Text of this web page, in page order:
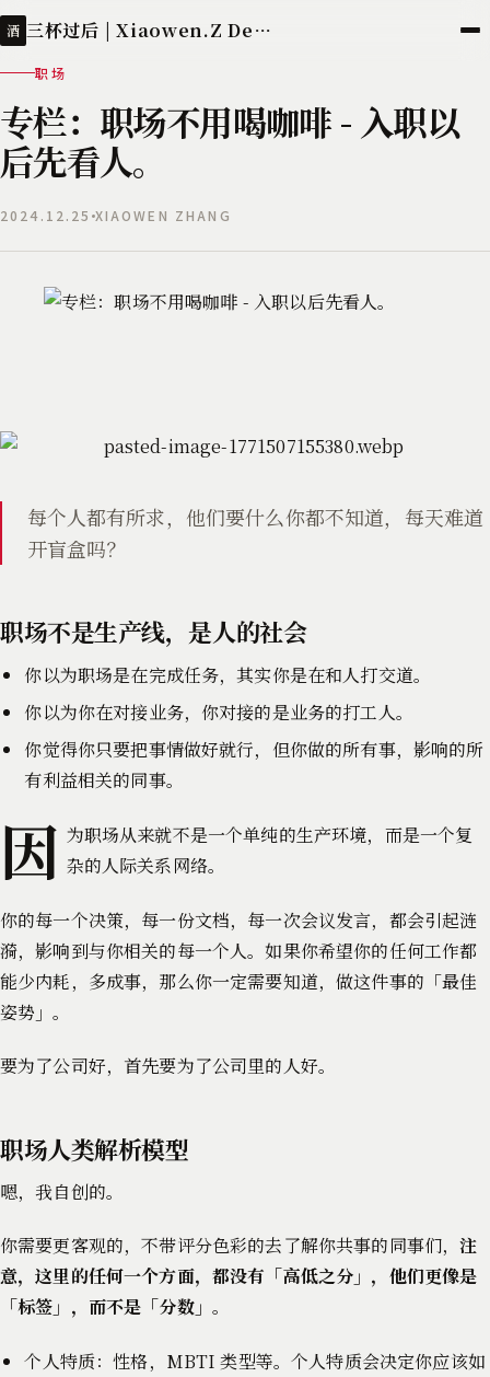
酒 三杯过后 | Xiaowen.Z Deployed
职场
专栏：职场不用喝咖啡 - 入职以
后先看人。
2024.12.25 XIAOWEN ZHANG
每个人都有所求，他们要什么你都不知道，每天难道
开盲盒吗？
职场不是生产线，是人的社会
你以为职场是在完成任务，其实你是在和人打交道。
你以为你在对接业务，你对接的是业务的打工人。
你觉得你只要把事情做好就行，但你做的所有事，影响的所
有利益相关的同事。
因 为职场从来就不是一个单纯的生产环境，而是一个复
杂的人际关系网络。
你的每一个决策，每一份文档，每一次会议发言，都会引起涟
漪，影响到与你相关的每一个人。如果你希望你的任何工作都
能少内耗，多成事，那么你一定需要知道，做这件事的「最佳
姿势」。
要为了公司好，首先要为了公司里的人好。
职场人类解析模型
嗯，我自创的。
你需要更客观的，不带评分色彩的去了解你共事的同事们，注
意，这里的任何一个方面，都没有「高低之分」，他们更像是
「标签」，而不是「分数」 。
个人特质：性格，MBTI 类型等。个人特质会决定你应该如